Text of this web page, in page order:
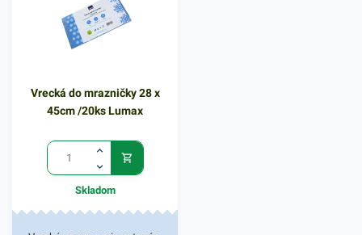
Vrecká do mrazničky 28 x
45cm /20ks Lumax
Skladom